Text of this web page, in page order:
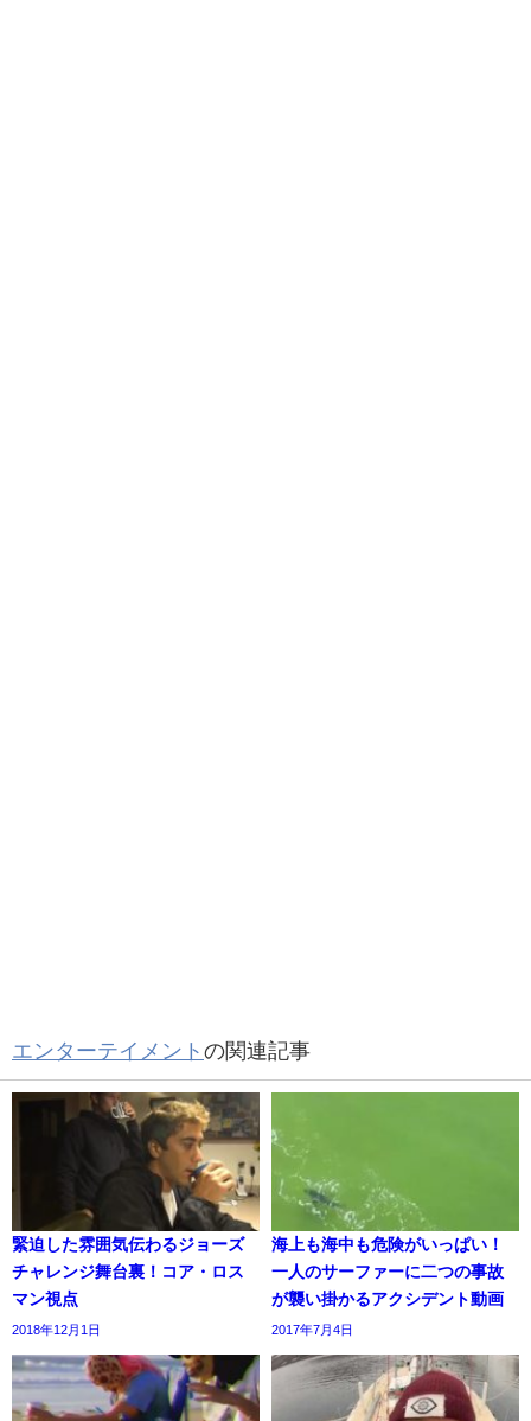
エンターテイメント の関連記事
緊迫した雰囲気伝わるジョーズ
チャレンジ舞台裏！コア・ロス
マン視点
2018年12月1日
海上も海中も危険がいっぱい！
一人のサーファーに二つの事故
が襲い掛かるアクシデント動画
2017年7月4日